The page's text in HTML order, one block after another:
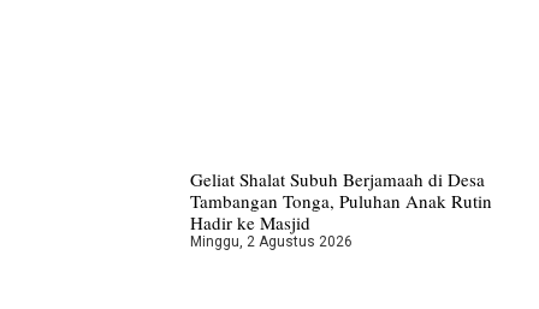
Geliat Shalat Subuh Berjamaah di Desa
Tambangan Tonga, Puluhan Anak Rutin
Hadir ke Masjid
Minggu, 2 Agustus 2026